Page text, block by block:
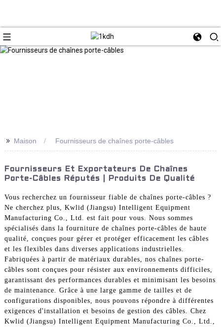
>> Maison Fournisseurs de chaînes porte-câbles
Fournisseurs Et Exportateurs De Chaînes
Porte-Câbles Réputés | Produits De Qualité
Vous recherchez un fournisseur fiable de chaînes porte-câbles ?
Ne cherchez plus, Kwlid (Jiangsu) Intelligent Equipment
Manufacturing Co., Ltd. est fait pour vous. Nous sommes
spécialisés dans la fourniture de chaînes porte-câbles de haute
qualité, conçues pour gérer et protéger efficacement les câbles
et les flexibles dans diverses applications industrielles.
Fabriquées à partir de matériaux durables, nos chaînes porte-
câbles sont conçues pour résister aux environnements difficiles,
garantissant des performances durables et minimisant les besoins
de maintenance. Grâce à une large gamme de tailles et de
configurations disponibles, nous pouvons répondre à différentes
exigences d'installation et besoins de gestion des câbles. Chez
Kwlid (Jiangsu) Intelligent Equipment Manufacturing Co., Ltd.,